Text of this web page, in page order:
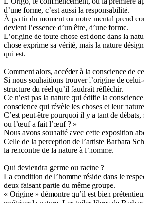
d’une forme, c’est aussi la responsabilité.
À partir du moment ou notre mental prend
devient l’essence d’un être, d’une forme.
L’origine de toute chose est donc dans la
chose exprime sa vérité, mais la nature
qui est.
Comment alors, accéder à la conscience de
Si nous souhaitions trouver l’origine de
structure du réel qu’il faudrait réfléchir.
Ce n’est pas la nature qui édifie la
conscience qui révèle les choses et leur
C’est peut-être pourquoi il y a tant de
ou l’œuf a fait l’œuf ? »
Nous avons souhaité avec cette exposition
Celle de la perception de l’artiste Barbara
la rencontre de la nature à l’homme.
Qui deviendra germe ou racine ?
La condition de l’homme réside dans le
deux faisant partie du même groupe.
« Origine » démontre qu’il est bien